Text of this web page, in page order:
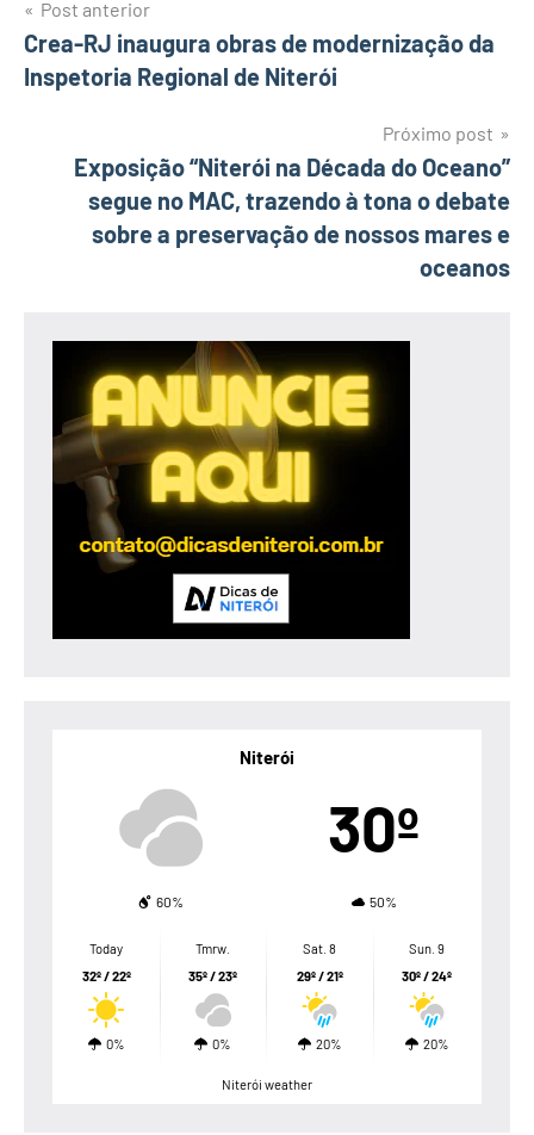
Navegação
de
Post anterior
Crea-RJ inaugura obras de modernização da
Inspetoria Regional de Niterói
Próximo post
Exposição “Niterói na Década do Oceano”
segue no MAC, trazendo à tona o debate
sobre a preservação de nossos mares e
oceanos
Niterói
30º
60% 50%
Today
32º / 22º
0%
Tmrw.
35º / 23º
0%
Sat. 8
29º / 21º
20%
Sun. 9
30º / 24º
20%
Niterói weather